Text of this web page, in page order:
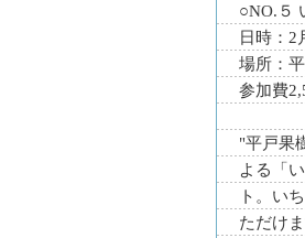
○NO.５
日時：2
場所：
参加費
"平戸果
よる「
ト。い
ただけま